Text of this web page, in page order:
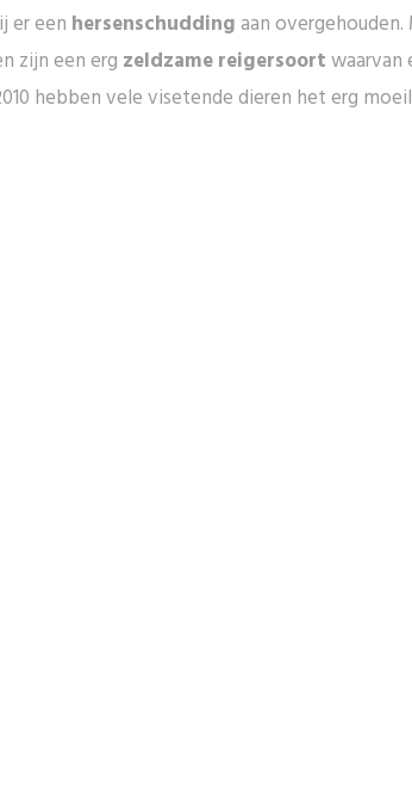
er een hersenschuddingaan
zijn een erg zeldzame reigersoortwaarvan
hebben vele visetende dieren het erg